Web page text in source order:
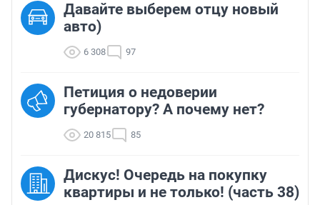
Давайте выберем отцу новый
авто)
6 308 97
Петиция о недоверии
губернатору? А почему нет?
20 815 85
Дискус! Очередь на покупку
квартиры и не только! (часть 38)